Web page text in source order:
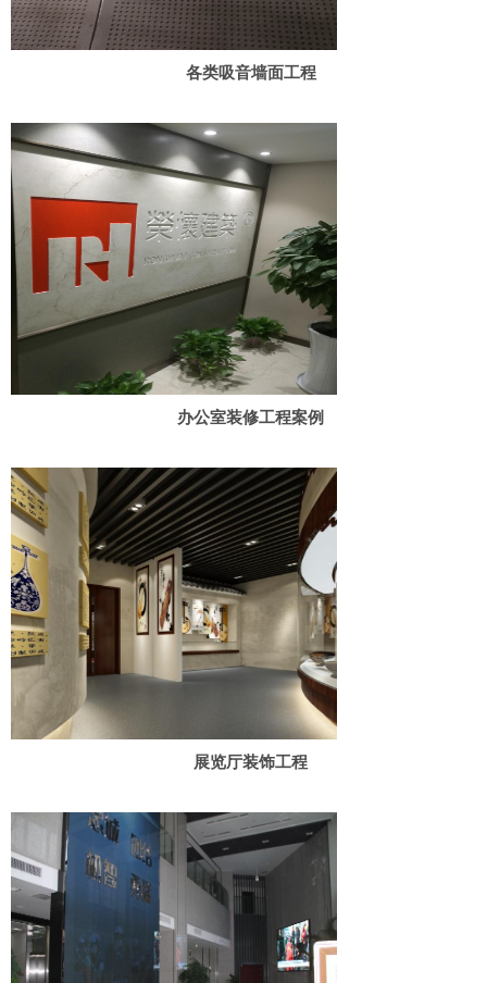
各类吸音墙面工程
办公室装修工程案例
展览厅装饰工程